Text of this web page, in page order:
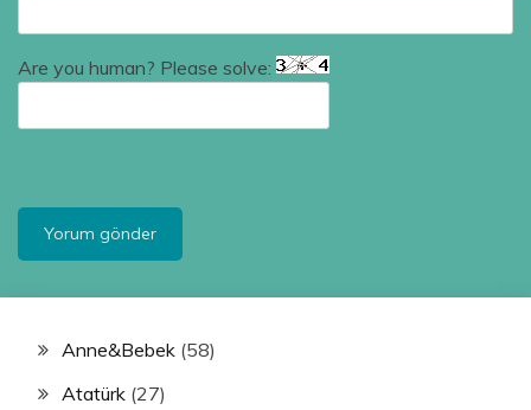
Are you human? Please solve:
Anne&Bebek (58)
Atatürk (27)